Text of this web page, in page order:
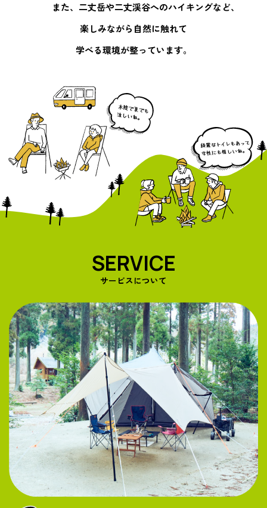
また、二丈岳や二丈渓谷へのハイキングなど、
楽しみながら自然に触れて
学べる環境が整っています。
SERVICE
サービスについて